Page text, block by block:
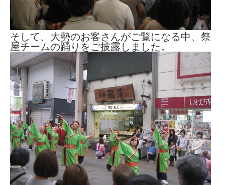
そして、大勢のお客さんがご覧になる中、祭
屋チームの踊りをご披露しました。